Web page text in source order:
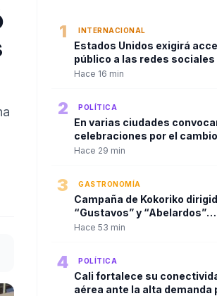
1 INTERNACIONAL
Estados Unidos exigirá
público a las redes sociales
quienes soliciten visa
Hace 16 min
2 POLÍTICA
En varias ciudades
celebraciones por el cambio
gobierno y la posesión de
Hace 29 min
3 GASTRONOMÍA
Campaña de Kokoriko
“Gustavos” y “Abelardos”
sacude las redes en
Hace 53 min
4 POLÍTICA
Cali fortalece su
aérea ante la alta demanda